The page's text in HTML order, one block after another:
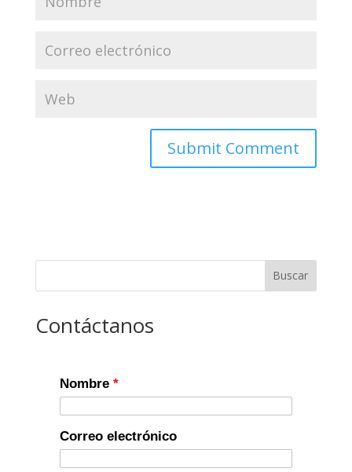
Buscar
Contáctanos
Nombre *
Correo electrónico